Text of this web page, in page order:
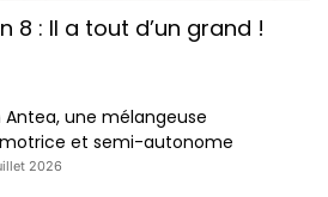
8 : Il a tout d’un grand !
Antea, une mélangeuse
et semi-autonome
2026